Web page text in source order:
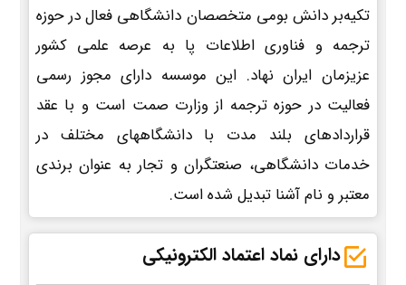
تکیه‌بر دانش بومی متخصصان دانشگاهی فعال در حوزه
ترجمه و فناوری اطلاعات پا به عرصه علمی کشور
عزیزمان ایران نهاد. این موسسه دارای مجوز رسمی
فعالیت در حوزه ترجمه از وزارت صمت است و با عقد
قراردادهای بلند مدت با دانشگاههای مختلف در
خدمات دانشگاهی، صنعتگران و تجار به عنوان برندی
معتبر و نام آشنا تبدیل شده است.
دارای نماد اعتماد الکترونیکی